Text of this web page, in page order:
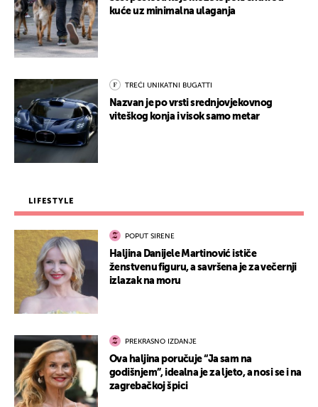
kuće uz minimalna ulaganja
TREĆI UNIKATNI BUGATTI
Nazvan je po vrsti srednjovjekovnog
viteškog konja i visok samo metar
LIFESTYLE
POPUT SIRENE
Haljina Danijele Martinović ističe
ženstvenu figuru, a savršena je za večernji
izlazak na moru
PREKRASNO IZDANJE
Ova haljina poručuje “Ja sam na
godišnjem”, idealna je za ljeto, a nosi se i na
zagrebačkoj špici